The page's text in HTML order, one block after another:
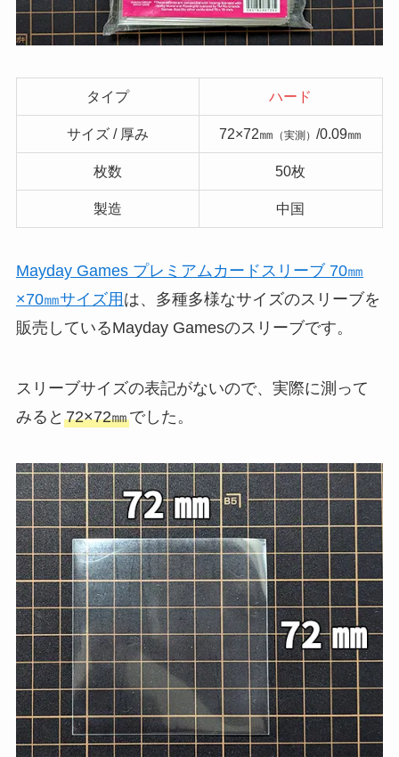
タイプ ハード
サイズ / 厚み 72×72㎜ （実測）/0.09㎜
枚数 50枚
製造 中国
Mayday Games プレミアムカードスリーブ 70㎜
×70㎜サイズ用 は、多種多様なサイズのスリーブを
販売しているMayday Gamesのスリーブです。
スリーブサイズの表記がないので、実際に測って
みると 72×72㎜でした。